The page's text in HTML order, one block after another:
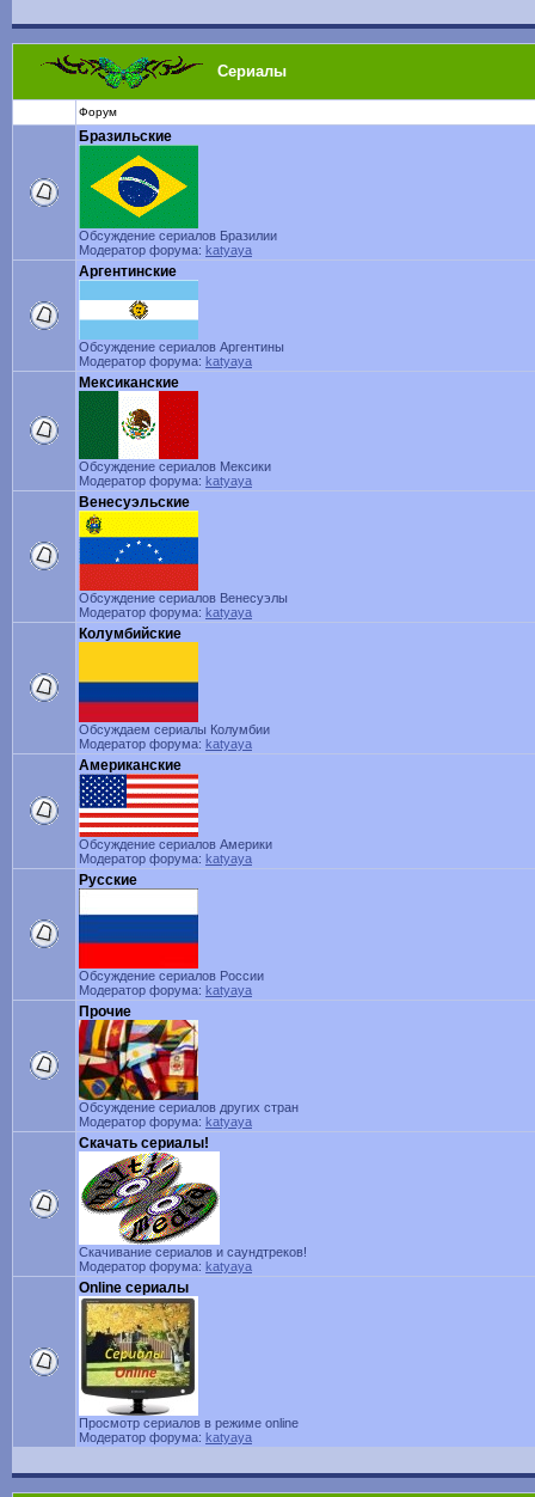
Сериалы
Форум
Бразильские
Обсуждение сериалов Бразилии
Модератор форума: katyaya
Аргентинские
Обсуждение сериалов Аргентины
Модератор форума: katyaya
Мексиканские
Обсуждение сериалов Мексики
Модератор форума: katyaya
Венесуэльские
Обсуждение сериалов Венесуэлы
Модератор форума: katyaya
Колумбийские
Обсуждаем сериалы Колумбии
Модератор форума: katyaya
Американские
Обсуждение сериалов Америки
Модератор форума: katyaya
Русские
Обсуждение сериалов России
Модератор форума: katyaya
Прочие
Обсуждение сериалов других стран
Модератор форума: katyaya
Скачать сериалы!
Скачивание сериалов и саундтреков!
Модератор форума: katyaya
Online сериалы
Просмотр сериалов в режиме online
Модератор форума: katyaya